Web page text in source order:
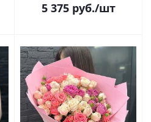
5 375руб./шт